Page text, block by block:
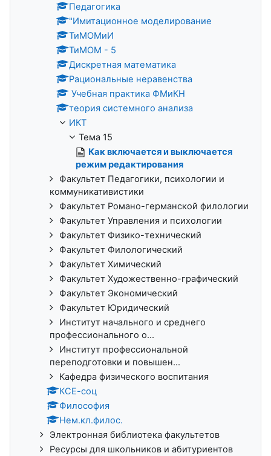
Педагогика
"Имитационное моделирование
ТиМОМиИ
ТиМОМ - 5
Дискретная математика
Рациональные неравенства
Учебная практика ФМиКН
теория системного анализа
ИКТ
Тема 15
Как включается и выключается
режим редактирования
Факультет Педагогики, психологии и
коммуникативистики
Факультет Романо-германской филологии
Факультет Управления и психологии
Факультет Физико-технический
Факультет Филологический
Факультет Химический
Факультет Художественно-графический
Факультет Экономический
Факультет Юридический
Институт начального и среднего
профессионального о...
Институт профессиональной
переподготовки и повышен...
Кафедра физического воспитания
КСЕ-соц
Философия
Нем.кл.филос.
Электронная библиотека факультетов
Ресурсы для школьников и абитуриентов